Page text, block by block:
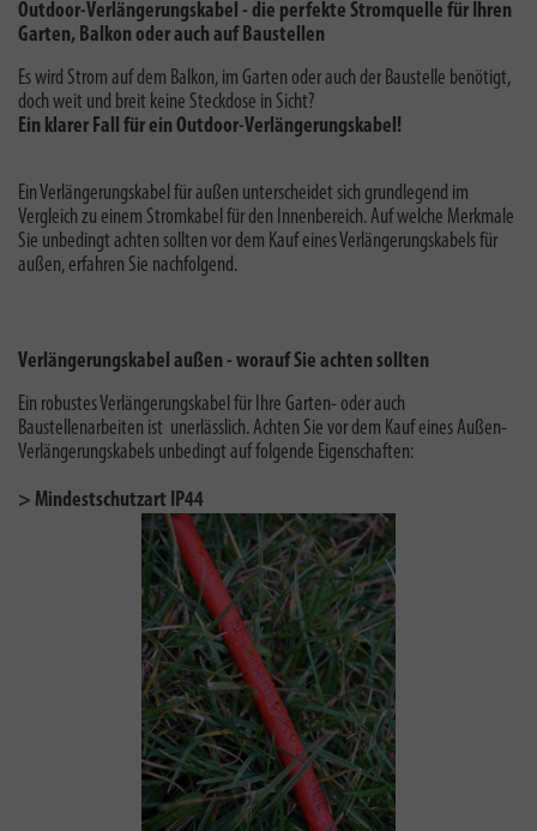
Outdoor-Verlängerungskabel - die perfekte Stromquelle für Ihren
Garten, Balkon oder auch auf Baustellen
Es wird Strom auf dem Balkon, im Garten oder auch der Baustelle benötigt,
doch weit und breit keine Steckdose in Sicht?
Ein klarer Fall für ein Outdoor-Verlängerungskabel!
Ein Verlängerungskabel für außen unterscheidet sich grundlegend im
Vergleich zu einem Stromkabel für den Innenbereich. Auf welche Merkmale
Sie unbedingt achten sollten vor dem Kauf eines Verlängerungskabels für
außen, erfahren Sie nachfolgend.
Verlängerungskabel außen - worauf Sie achten sollten
Ein robustes Verlängerungskabel für Ihre Garten- oder auch
Baustellenarbeiten ist unerlässlich. Achten Sie vor dem Kauf eines Außen-
Verlängerungskabels unbedingt auf folgende Eigenschaften:
> Mindestschutzart IP44